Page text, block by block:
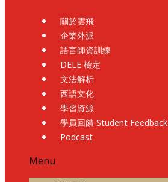
關於雲飛
企業外派
語言師資訓練
DELE 檢定
文法解析
西語文化
學習資源
學員回饋 Student Feedback
Podcast
Menu